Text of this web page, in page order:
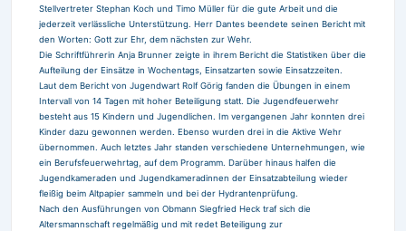
Stellvertreter Stephan Koch und Timo Müller für die gute Arbeit und die
jederzeit verlässliche Unterstützung. Herr Dantes beendete seinen Bericht mit
den Worten: Gott zur Ehr, dem nächsten zur Wehr.
Die Schriftführerin Anja Brunner zeigte in ihrem Bericht die Statistiken über die
Aufteilung der Einsätze in Wochentags, Einsatzarten sowie Einsatzzeiten.
Laut dem Bericht von Jugendwart Rolf Görig fanden die Übungen in einem
Intervall von 14 Tagen mit hoher Beteiligung statt. Die Jugendfeuerwehr
besteht aus 15 Kindern und Jugendlichen. Im vergangenen Jahr konnten drei
Kinder dazu gewonnen werden. Ebenso wurden drei in die Aktive Wehr
übernommen. Auch letztes Jahr standen verschiedene Unternehmungen, wie
ein Berufsfeuerwehrtag, auf dem Programm. Darüber hinaus halfen die
Jugendkameraden und Jugendkameradinnen der Einsatzabteilung wieder
fleißig beim Altpapier sammeln und bei der Hydrantenprüfung.
Nach den Ausführungen von Obmann Siegfried Heck traf sich die
Altersmannschaft regelmäßig und mit redet Beteiligung zur